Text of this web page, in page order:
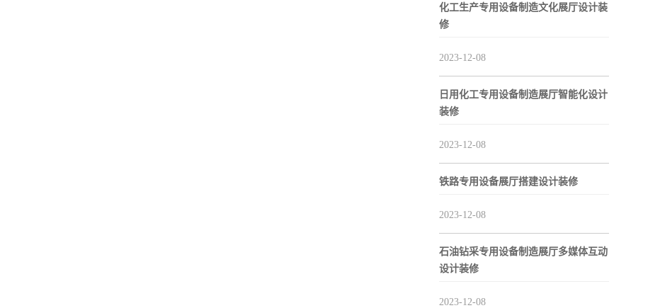
化工生产专用设备制造文化展厅设计装
修
2023-12-08
日用化工专用设备制造展厅智能化设计
装修
2023-12-08
铁路专用设备展厅搭建设计装修
2023-12-08
石油钻采专用设备制造展厅多媒体互动
设计装修
2023-12-08